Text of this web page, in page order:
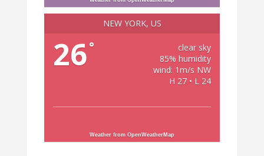
NEW YORK, US
26°
clear sky
85% humidity
wind: 1m/s NW
H 27 • L 24
Weather from OpenWeatherMap